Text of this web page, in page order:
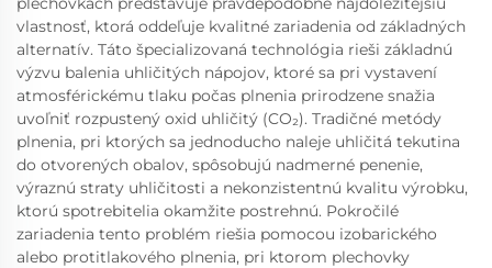
vlastnosť, ktorá oddeľuje kvalitné zariadenia od základných
alternatív. Táto špecializovaná technológia rieši základnú
výzvu balenia uhličitých nápojov, ktoré sa pri vystavení
atmosférickému tlaku počas plnenia prirodzene snažia
uvoľniť rozpustený oxid uhličitý (CO₂). Tradičné metódy
plnenia, pri ktorých sa jednoducho naleje uhličitá tekutina
do otvorených obalov, spôsobujú nadmerné penenie,
výraznú straty uhličitosti a nekonzistentnú kvalitu výrobku,
ktorú spotrebitelia okamžite postrehnú. Pokročilé
zariadenia tento problém riešia pomocou izobarického
alebo protitlakového plnenia, pri ktorom plechovky